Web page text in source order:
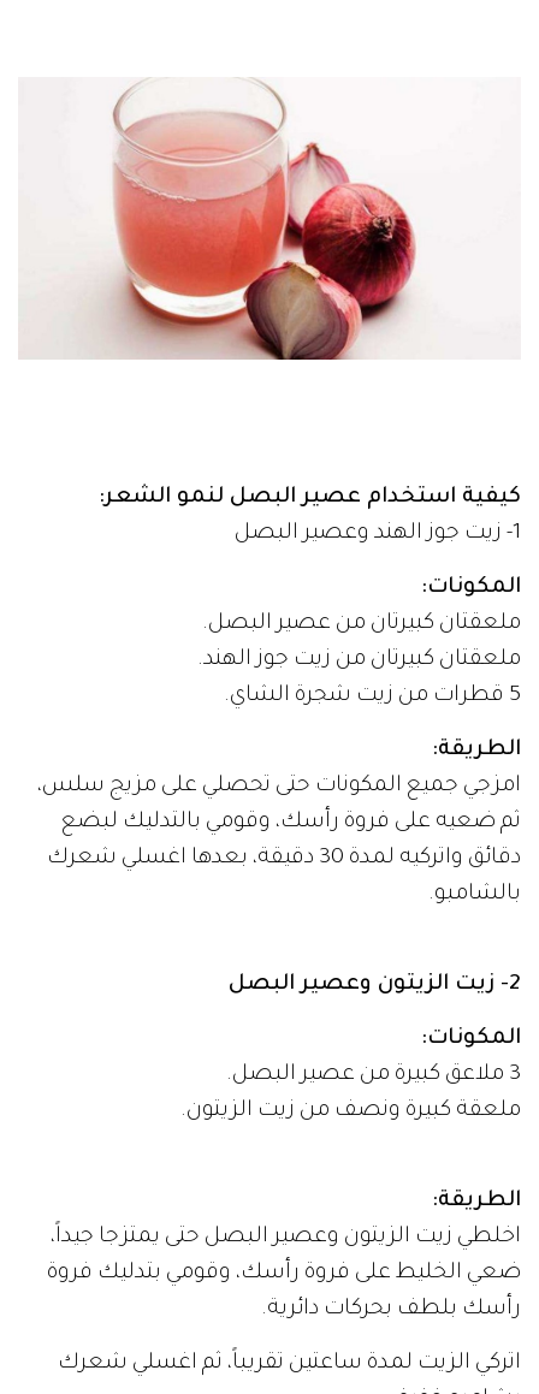
كيفية استخدام عصير البصل لنمو الشعر:
1- زيت جوز الهند وعصير البصل
المكونات:
ملعقتان كبيرتان من عصير البصل.
ملعقتان كبيرتان من زيت جوز الهند.
5 قطرات من زيت شجرة الشاي.
الطريقة:
امزجي جميع المكونات حتى تحصلي على مزيج سلس،
ثم ضعيه على فروة رأسك، وقومي بالتدليك لبضع
دقائق واتركيه لمدة 30 دقيقة، بعدها اغسلي شعرك
بالشامبو.
2- زيت الزيتون وعصير البصل
المكونات:
3 ملاعق كبيرة من عصير البصل.
ملعقة كبيرة ونصف من زيت الزيتون.
الطريقة:
اخلطي زيت الزيتون وعصير البصل حتى يمتزجا جيداً،
ضعي الخليط على فروة رأسك، وقومي بتدليك فروة
رأسك بلطف بحركات دائرية.
اتركي الزيت لمدة ساعتين تقريباً، ثم اغسلي شعرك